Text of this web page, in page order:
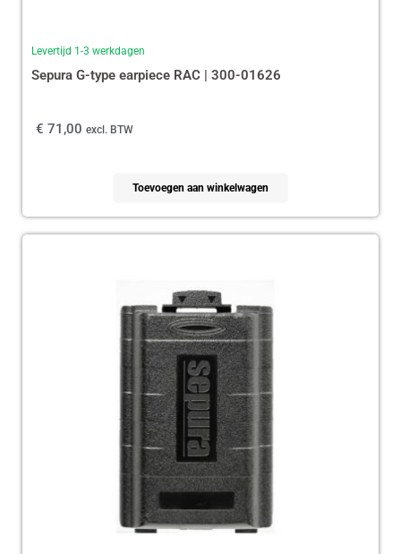
Levertijd 1-3 werkdagen
Sepura G-type earpiece RAC | 300-01626
€ 71,00 excl. BTW
Toevoegen aan winkelwagen